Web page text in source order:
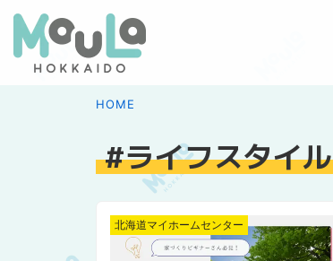
HOME
ライフスタイル
北海道マイホームセンター